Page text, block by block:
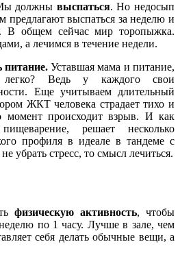
должны выспаться. Но недосып
предлагают выспаться за неделю и
В общем сейчас мир торопыжка.
а лечимся в течение недели.
питание.Уставшая мама и питание,
Ведь у каждого свои
Еще учитываем длительный
ЖКТ человека страдает тихо и
момент происходит взрыв. И как
решает несколько
профиля в идеале в тандеме с
убрать стресс, то смысл лечиться.
физическую активность, чтобы
по 1 часу. Лучше в зале, чем
себя делать обычные вещи, а